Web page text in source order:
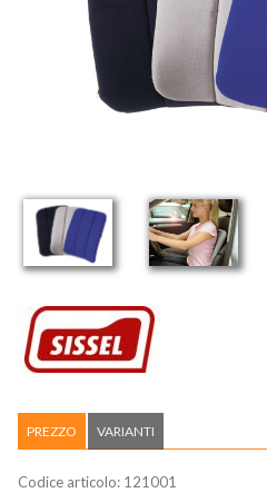
PREZZO VARIANTI
Codice articolo: 121001